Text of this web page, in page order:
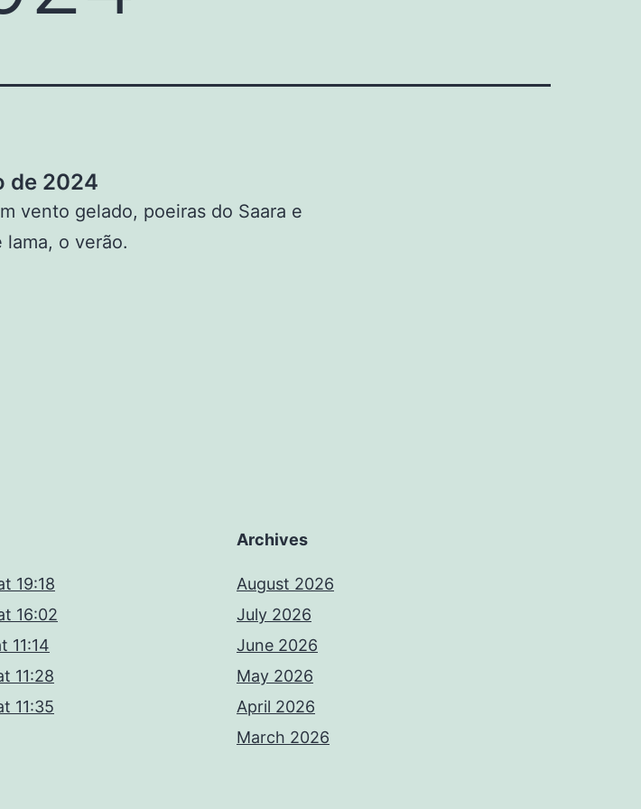
de 2024
vento gelado, poeiras do Saara e
lama, o verão.
19:18
16:02
11:14
11:28
11:35
Archives
August 2026
July 2026
June 2026
May 2026
April 2026
March 2026